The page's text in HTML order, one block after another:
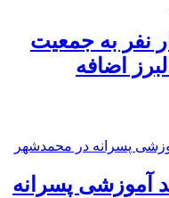
۱۲ هزار نفر به جمعیت
اضافه
آموزشی پسرانه